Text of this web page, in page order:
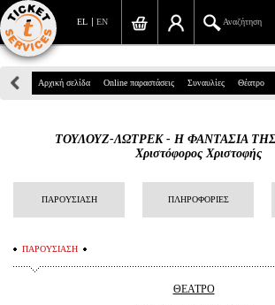
EN
EL Αναζήτηση
Πανεπιστημίου 39, Αθήνα
info@ticketservices.gr
Αναζήτηση
Σύνδεση/Εγγραφή
Αναζήτηση παραγγελίας
Αρχική σελίδα Online παραστάσεις Συναυλίες Θέατρο
ΤΟΥΛΟΥΖ-ΛΩΤΡΕΚ - Η ΦΑΝΤΑΣΙΑ
Χριστόφορος Χριστοφής
ΠΑΡΟΥΣΙΑΣΗ ΠΛΗΡΟΦΟΡΙΕΣ
ΠΑΡΟΥΣΙΑΣΗ
ΘΕΑΤΡΟ